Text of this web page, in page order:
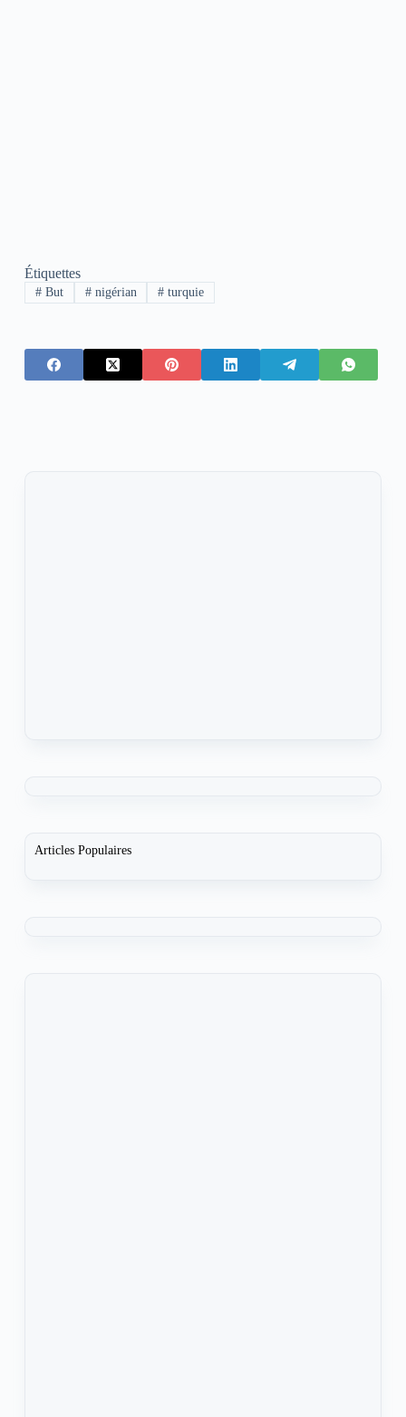
Étiquettes
#But #nigérian # turquie
Articles Populaires